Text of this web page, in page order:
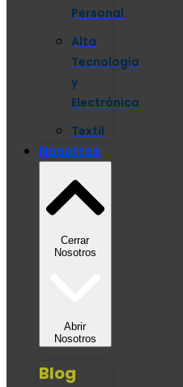
Personal
Alta
Tecnología
y
Electrónica
Textil
Nosotros
Cerrar
Nosotros
Abrir
Nosotros
Blog